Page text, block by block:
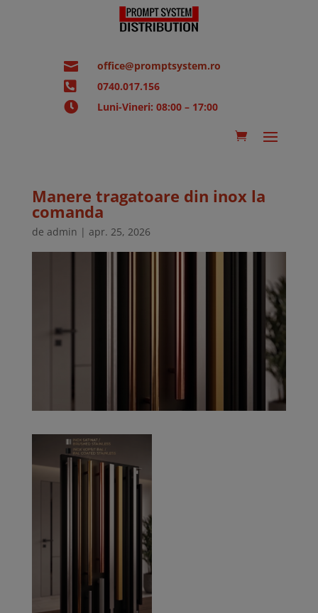
 office@promptsystem.ro
 0740.017.156
 Luni-Vineri: 08:00 – 17:00
Manere tragatoare din inox la
comanda
de admin | apr. 25, 2026